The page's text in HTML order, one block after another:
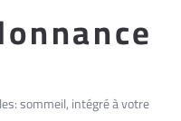
sommeil, intégré à votre